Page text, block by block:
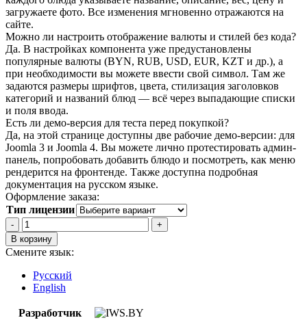
загружаете фото. Все изменения мгновенно отражаются на
сайте.
Можно ли настроить отображение валюты и стилей без кода?
Да. В настройках компонента уже предустановлены
популярные валюты (BYN, RUB, USD, EUR, KZT и др.), а
при необходимости вы можете ввести свой символ. Там же
задаются размеры шрифтов, цвета, стилизация заголовков
категорий и названий блюд — всё через выпадающие списки
и поля ввода.
Есть ли демо-версия для теста перед покупкой?
Да, на этой странице доступны две рабочие демо-версии: для
Joomla 3 и Joomla 4. Вы можете лично протестировать админ-
панель, попробовать добавить блюдо и посмотреть, как меню
рендерится на фронтенде. Также доступна подробная
документация на русском языке.
Оформление заказа:
Тип лицензии
Количество
товара
Простое
Меню
Ресторана
для
Joomla
3
В корзину
Смените язык:
Русский
English
Разработчик